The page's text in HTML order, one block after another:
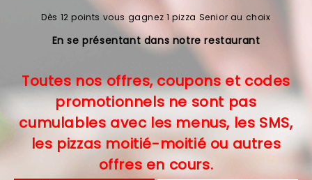
VOTRE COMPTE
VOS AVIS
MENTIONS LÉGALES
C.G.V
PROTECTION DES DONNÉES
Dès 12 points vous gagnez 1 pizza Senior au choix
En se présentant dans notre restaurant
Toutes nos offres, coupons et codes
promotionnels ne sont pas
cumulables avec les menus, les SMS,
les pizzas moitié-moitié ou autres
offres en cours.